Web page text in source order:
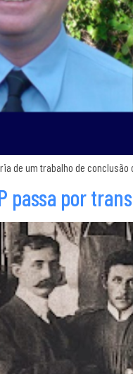
de um trabalho de
passa por